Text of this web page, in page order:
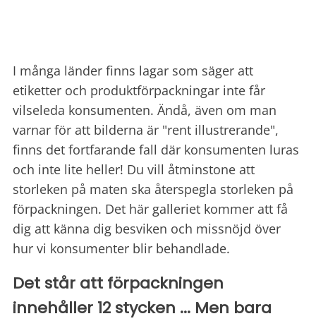
I många länder finns lagar som säger att
etiketter och produktförpackningar inte får
vilseleda konsumenten. Ändå, även om man
varnar för att bilderna är "rent illustrerande",
finns det fortfarande fall där konsumenten luras
och inte lite heller! Du vill åtminstone att
storleken på maten ska återspegla storleken på
förpackningen. Det här galleriet kommer att få
dig att känna dig besviken och missnöjd över
hur vi konsumenter blir behandlade.
Det står att förpackningen
innehåller 12 stycken ... Men bara